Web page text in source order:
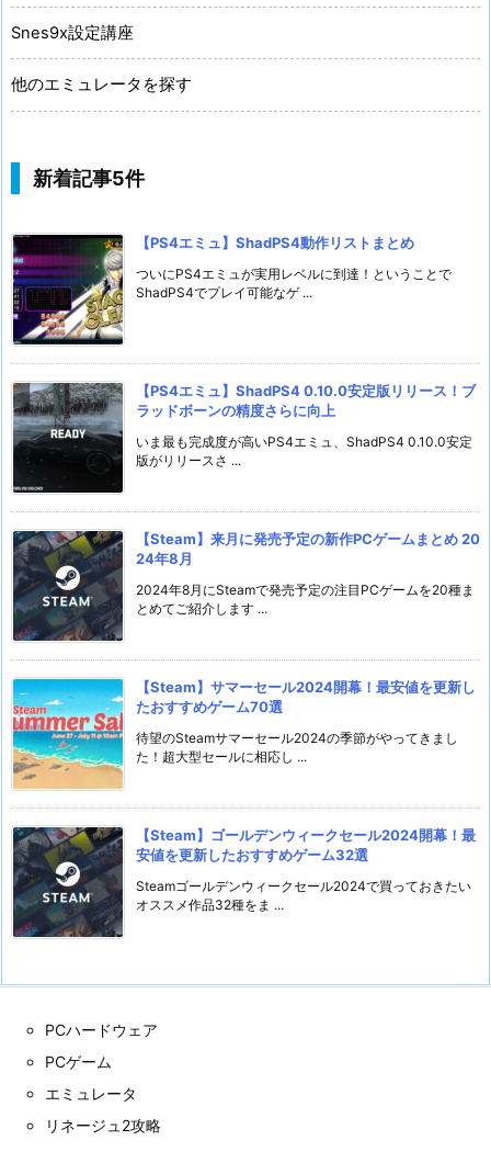
Snes9x設定講座
他のエミュレータを探す
新着記事5件
【PS4エミュ】ShadPS4動作リストまとめ
ついにPS4エミュが実用レベルに到達！ということで
ShadPS4でプレイ可能なゲ ...
【PS4エミュ】ShadPS4 0.10.0安定版リリース！ブ
ラッドボーンの精度さらに向上
いま最も完成度が高いPS4エミュ、ShadPS4 0.10.0安定
版がリリースさ ...
【Steam】来月に発売予定の新作PCゲームまとめ 20
24年8月
2024年8月にSteamで発売予定の注目PCゲームを20種ま
とめてご紹介します ...
【Steam】サマーセール2024開幕！最安値を更新し
たおすすめゲーム70選
待望のSteamサマーセール2024の季節がやってきまし
た！超大型セールに相応し ...
【Steam】ゴールデンウィークセール2024開幕！最
安値を更新したおすすめゲーム32選
Steamゴールデンウィークセール2024で買っておきたい
オススメ作品32種をま ...
PCハードウェア
PCゲーム
エミュレータ
リネージュ2攻略